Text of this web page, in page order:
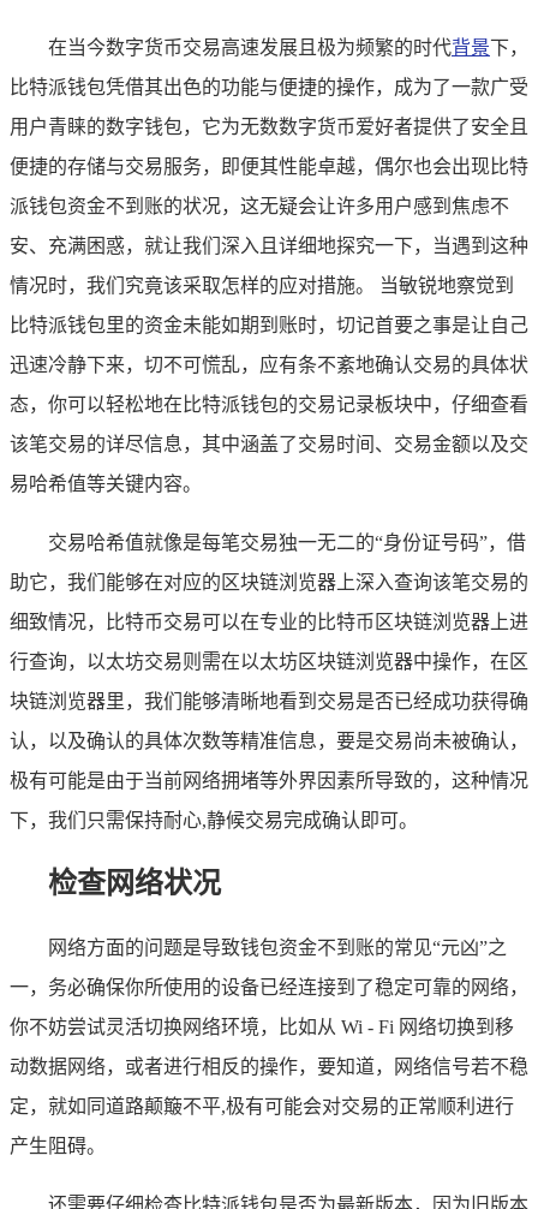
在当今数字货币交易高速发展且极为频繁的时代背景下，
比特派钱包凭借其出色的功能与便捷的操作，成为了一款广受
用户青睐的数字钱包，它为无数数字货币爱好者提供了安全且
便捷的存储与交易服务，即便其性能卓越，偶尔也会出现比特
派钱包资金不到账的状况，这无疑会让许多用户感到焦虑不
安、充满困惑，就让我们深入且详细地探究一下，当遇到这种
情况时，我们究竟该采取怎样的应对措施。 当敏锐地察觉到
比特派钱包里的资金未能如期到账时，切记首要之事是让自己
迅速冷静下来，切不可慌乱，应有条不紊地确认交易的具体状
态，你可以轻松地在比特派钱包的交易记录板块中，仔细查看
该笔交易的详尽信息，其中涵盖了交易时间、交易金额以及交
易哈希值等关键内容。
交易哈希值就像是每笔交易独一无二的“身份证号码”，借
助它，我们能够在对应的区块链浏览器上深入查询该笔交易的
细致情况，比特币交易可以在专业的比特币区块链浏览器上进
行查询，以太坊交易则需在以太坊区块链浏览器中操作，在区
块链浏览器里，我们能够清晰地看到交易是否已经成功获得确
认，以及确认的具体次数等精准信息，要是交易尚未被确认，
极有可能是由于当前网络拥堵等外界因素所导致的，这种情况
下，我们只需保持耐心,静候交易完成确认即可。
检查网络状况
网络方面的问题是导致钱包资金不到账的常见“元凶”之
一，务必确保你所使用的设备已经连接到了稳定可靠的网络，
你不妨尝试灵活切换网络环境，比如从 Wi - Fi 网络切换到移
动数据网络，或者进行相反的操作，要知道，网络信号若不稳
定，就如同道路颠簸不平,极有可能会对交易的正常顺利进行
产生阻碍。
还需要仔细检查比特派钱包是否为最新版本，因为旧版本